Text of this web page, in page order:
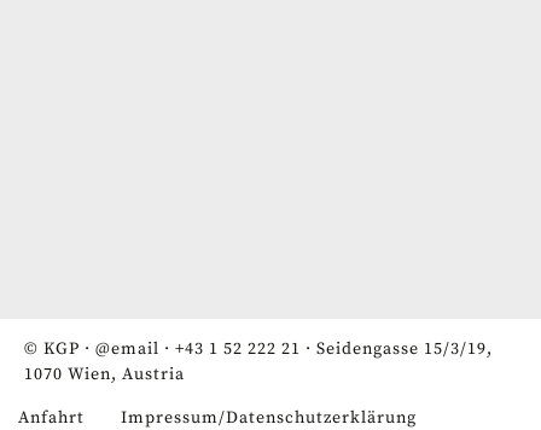
© KGP · @email · +43 1 52 222 21 · Seidengasse 15/3/19,
1070 Wien, Austria
Anfahrt Impressum/Datenschutzerklärung